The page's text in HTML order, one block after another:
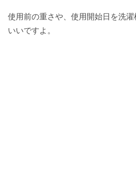
使用前の重さや、使用開始日を洗
いいですよ。